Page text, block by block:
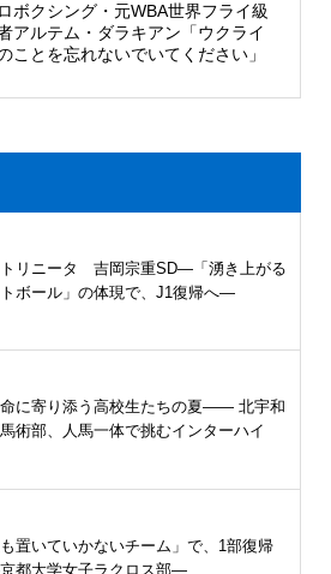
ボクシング・元WBA世界フライ級
アルテム・ダラキアン「ウクライ
ことを忘れないでいてください」
リニータ 吉岡宗重SD―「湧き上がる
ボール」の体現で、J1復帰へ―
に寄り添う高校生たちの夏—— 北宇和
術部、人馬一体で挑むインターハイ
も置いていかないチーム」で、1部復帰
都大学女子ラクロス部―